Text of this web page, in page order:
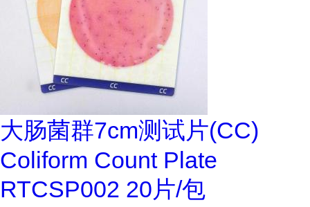
大肠菌群7cm测试片(CC)
Coliform Count Plate
RTCSP002 20片/包